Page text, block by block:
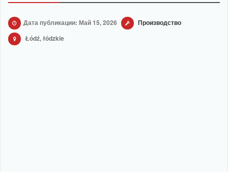
Дата публикации: Май 15, 2026
Производство
Łódź, łódzkie